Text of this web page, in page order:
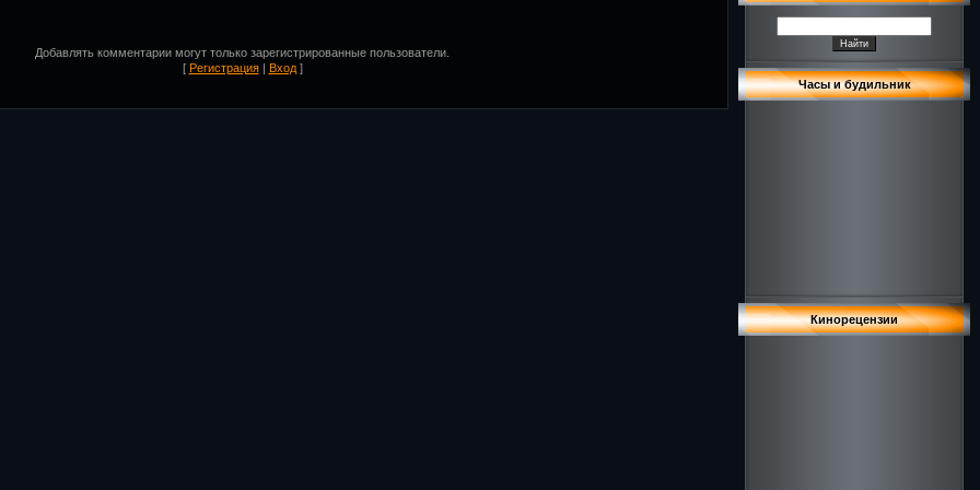
Добавлять комментарии могут только зарегистрированные пользователи.
[ Регистрация| Вход]
Часы и будильник
Кинорецензии